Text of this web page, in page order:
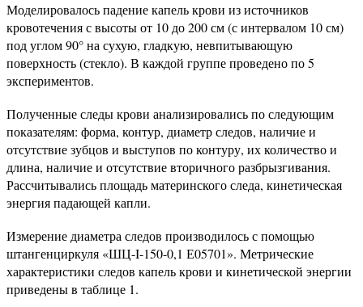
Моделировалось падение капель крови из источников
кровотечения с высоты от 10 до 200 см (с интервалом 10 см)
под углом 90° на сухую, гладкую, невпитывающую
поверхность (стекло). В каждой группе проведено по 5
экспериментов.
Полученные следы крови анализировались по следующим
показателям: форма, контур, диаметр следов, наличие и
отсутствие зубцов и выступов по контуру, их количество и
длина, наличие и отсутствие вторичного разбрызгивания.
Рассчитывались площадь материнского следа, кинетическая
энергия падающей капли.
Измерение диаметра следов производилось с помощью
штангенциркуля «ШЦ-I-150-0,1 Е05701». Метрические
характеристики следов капель крови и кинетической энергии
приведены в таблице 1.